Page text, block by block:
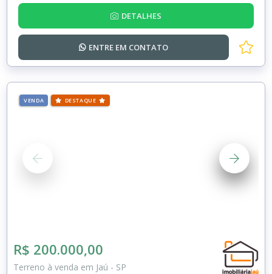
DETALHES
ENTRE EM CONTATO
VENDA DESTAQUE
R$ 200.000,00
Terreno à venda em Jaú - SP